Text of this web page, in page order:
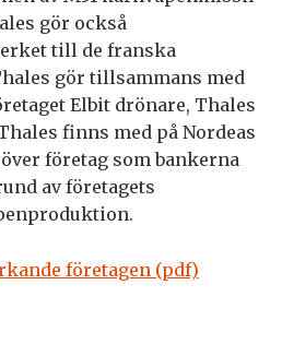
gör också
till de franska
gör tillsammans med
Elbit drönare, Thales
finns med på Nordeas
företag som bankerna
av företagets
företagen (pdf)